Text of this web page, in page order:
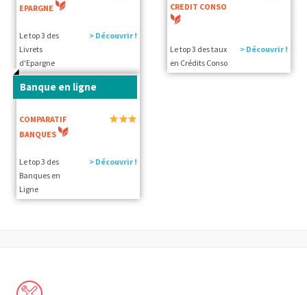
EPARGNE
Le top 3 des
Livrets
d'Epargne
> Découvrir !
CREDIT CONSO
Le top 3 des taux
en Crédits Conso
> Découvrir !
Banque en ligne
COMPARATIF
BANQUES
Le top 3 des
Banques en
Ligne
> Découvrir !